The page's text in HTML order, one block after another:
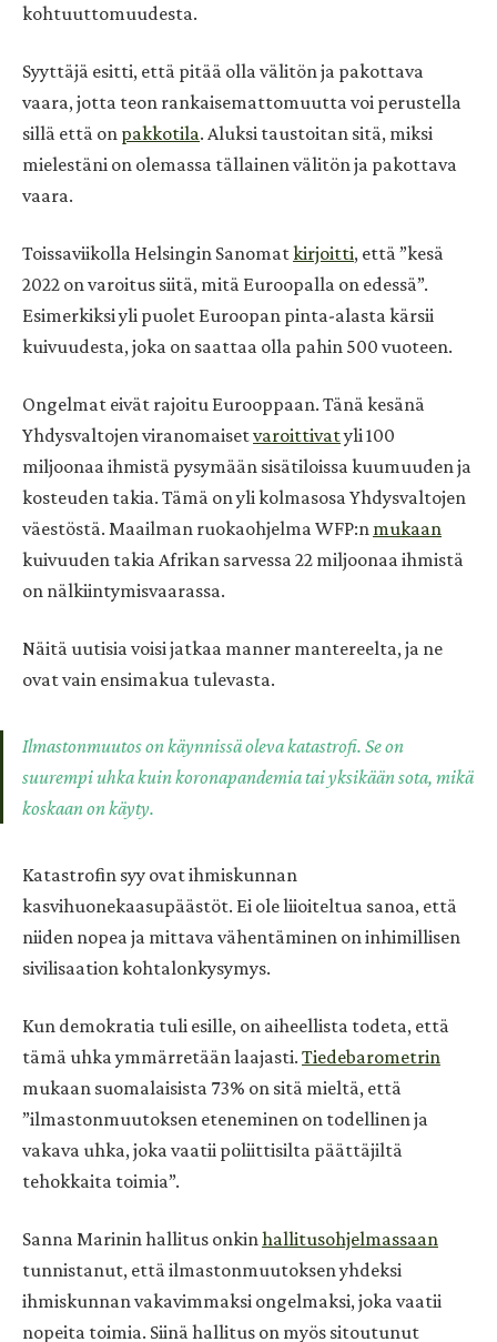
kohtuuttomuudesta.
Syyttäjä esitti, että pitää olla välitön ja pakottava
vaara, jotta teon rankaisemattomuutta voi perustella
sillä että on pakkotila. Aluksi taustoitan sitä, miksi
mielestäni on olemassa tällainen välitön ja pakottava
vaara.
Toissaviikolla Helsingin Sanomatkirjoitti, että ”kesä
2022 on varoitus siitä, mitä Euroopalla on edessä”.
Esimerkiksi yli puolet Euroopan pinta-alasta kärsii
kuivuudesta, joka on saattaa olla pahin 500 vuoteen.
Ongelmat eivät rajoitu Eurooppaan. Tänä kesänä
Yhdysvaltojen viranomaisetvaroittivatyli 100
miljoonaa ihmistä pysymään sisätiloissa kuumuuden ja
kosteuden takia. Tämä on yli kolmasosa Yhdysvaltojen
väestöstä. Maailman ruokaohjelma WFP:n mukaan
kuivuuden takia Afrikan sarvessa 22 miljoonaa ihmistä
on nälkiintymisvaarassa.
Näitä uutisia voisi jatkaa manner mantereelta, ja ne
ovat vain ensimakua tulevasta.
Ilmastonmuutos on käynnissä oleva katastrofi. Se on
suurempi uhka kuin koronapandemia tai yksikään sota, mikä
koskaan on käyty.
Katastrofin syy ovat ihmiskunnan
kasvihuonekaasupäästöt. Ei ole liioiteltua sanoa, että
niiden nopea ja mittava vähentäminen on inhimillisen
sivilisaation kohtalonkysymys.
Kun demokratia tuli esille, on aiheellista todeta, että
tämä uhka ymmärretään laajasti. Tiedebarometrin
mukaan suomalaisista 73% on sitä mieltä, että
”ilmastonmuutoksen eteneminen on todellinen ja
vakava uhka, joka vaatii poliittisilta päättäjiltä
tehokkaita toimia”.
Sanna Marinin hallitus onkin hallitusohjelmassaan
tunnistanut, että ilmastonmuutoksen yhdeksi
ihmiskunnan vakavimmaksi ongelmaksi, joka vaatii
nopeita toimia. Siinä hallitus on myös sitoutunut